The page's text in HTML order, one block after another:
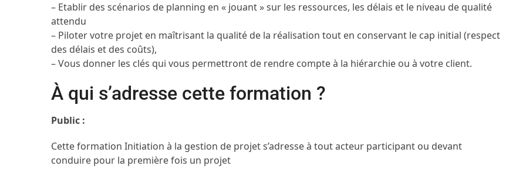
– Etablir des scénarios de planning en « jouant » sur les ressources, les délais et le niveau de qualité
attendu
– Piloter votre projet en maîtrisant la qualité de la réalisation tout en conservant le cap initial (respect
des délais et des coûts),
– Vous donner les clés qui vous permettront de rendre compte à la hiérarchie ou à votre client.
À qui s’adresse cette formation ?
Public :
Cette formation Initiation à la gestion de projet s’adresse à tout acteur participant ou devant
conduire pour la première fois un projet